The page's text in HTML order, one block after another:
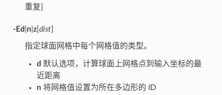
重复]
-Ed n| z[ dist]
指定球面网格中每个网格值的类型。
d 默认选项，计算球面上网格点到输入坐标的最
近距离
n将网格值设置为所在多边形的 ID